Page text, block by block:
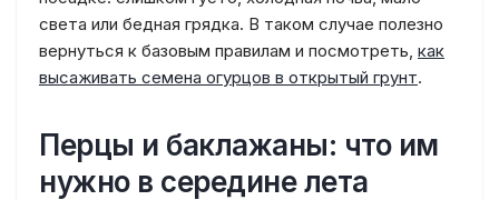
света или бедная грядка. В таком случае полезно
вернуться к базовым правилам и посмотреть, как
высаживать семена огурцов в открытый грунт.
Перцы и баклажаны: что им
нужно в середине лета